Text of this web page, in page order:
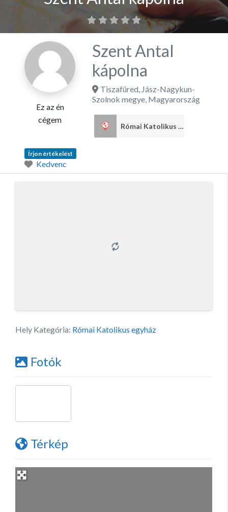
Ez az én
cégem
Szent Antal
kápolna
Tiszafüred, Jász-Nagykun-
Szolnok megye, Magyarország
Római Katolikus egyház
Írjon értékelést
Kedvenc
Hely Kategória: Római Katolikus egyház
Fotók
Térkép